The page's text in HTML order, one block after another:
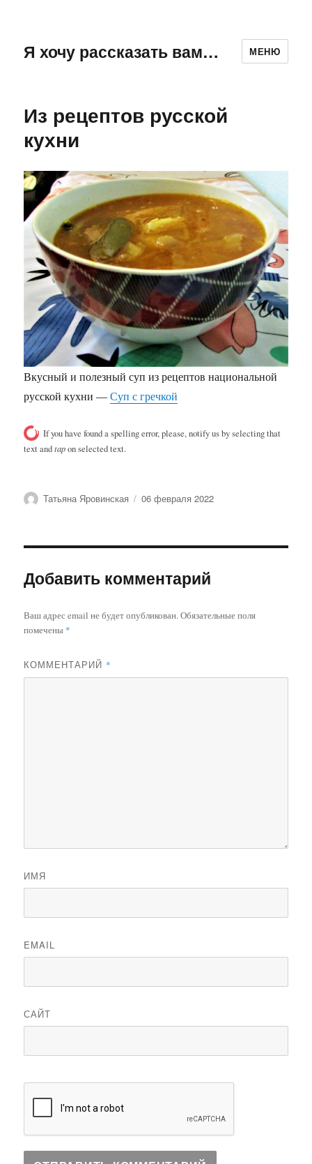
Я хочу рассказать вам… МЕНЮ
Из рецептов русской
кухни
Вкусный и полезный суп из рецептов национальной
русской кухни —Суп с гречкой
If you have found a spelling error, please, notify us by selecting that
text andtapon selected text.
Автор
Татьяна Яровинская Опубликовано
06 февраля 2022
Добавить комментарий
Ваш адрес email не будет опубликован.Обязательные поля
помечены *
КОММЕНТАРИЙ *
ИМЯ
EMAIL
САЙТ